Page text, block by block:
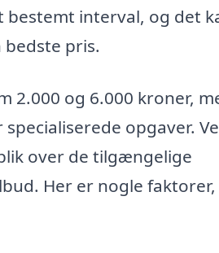
interval, og det
pris.
2.000 og 6.000 kroner,
opgaver.
over de tilgængelige
Her er nogle